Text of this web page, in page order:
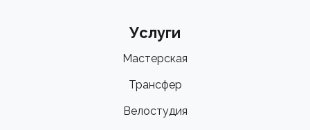
Услуги
Мастерская
Трансфер
Велостудия